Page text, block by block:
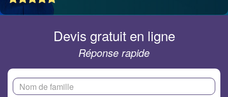
Devis gratuit en ligne
Réponse rapide